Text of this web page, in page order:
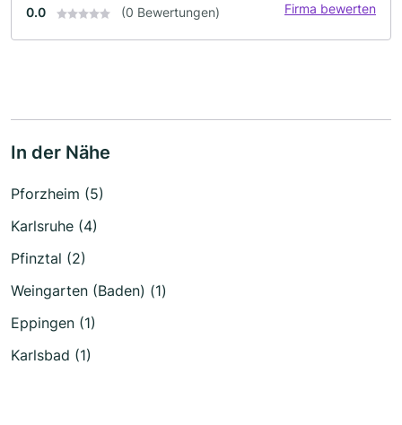
0.0 (0 Bewertungen) Firma bewerten
In der Nähe
Pforzheim (5)
Karlsruhe (4)
Pfinztal (2)
Weingarten (Baden) (1)
Eppingen (1)
Karlsbad (1)